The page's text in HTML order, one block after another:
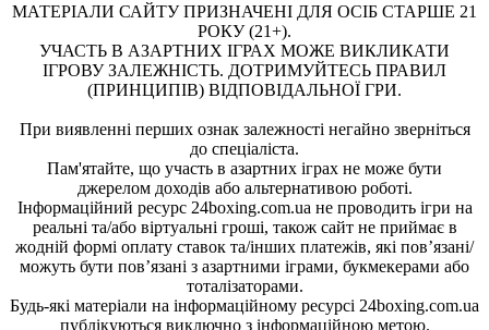
МАТЕРІАЛИ САЙТУ ПРИЗНАЧЕНІ ДЛЯ ОСІБ СТАРШЕ 21
РОКУ (21+).
УЧАСТЬ В АЗАРТНИХ ІГРАХ МОЖЕ ВИКЛИКАТИ
ІГРОВУ ЗАЛЕЖНІСТЬ. ДОТРИМУЙТЕСЬ ПРАВИЛ
(ПРИНЦИПІВ) ВІДПОВІДАЛЬНОЇ ГРИ.
При виявленні перших ознак залежності негайно зверніться
до спеціаліста.
Пам'ятайте, що участь в азартних іграх не може бути
джерелом доходів або альтернативою роботі.
Інформаційний ресурс 24boxing.com.ua не проводить ігри на
реальні та/або віртуальні гроші, також сайт не приймає в
жодній формі оплату ставок та/інших платежів, які пов’язані/
можуть бути пов’язані з азартними іграми, букмекерами або
тоталізаторами.
Будь-які матеріали на інформаційному ресурсі 24boxing.com.ua
публікуються виключно з інформаційною метою.